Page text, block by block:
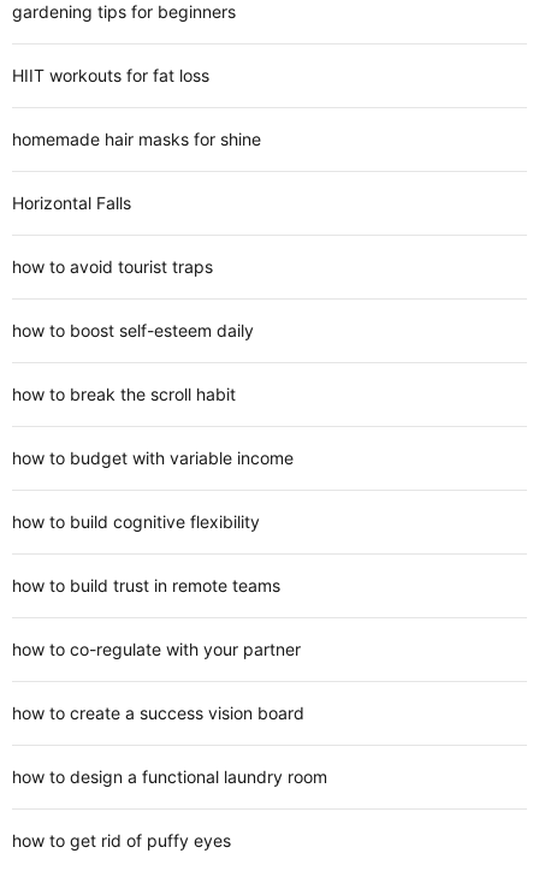
gardening tips for beginners
HIIT workouts for fat loss
homemade hair masks for shine
Horizontal Falls
how to avoid tourist traps
how to boost self-esteem daily
how to break the scroll habit
how to budget with variable income
how to build cognitive flexibility
how to build trust in remote teams
how to co-regulate with your partner
how to create a success vision board
how to design a functional laundry room
how to get rid of puffy eyes